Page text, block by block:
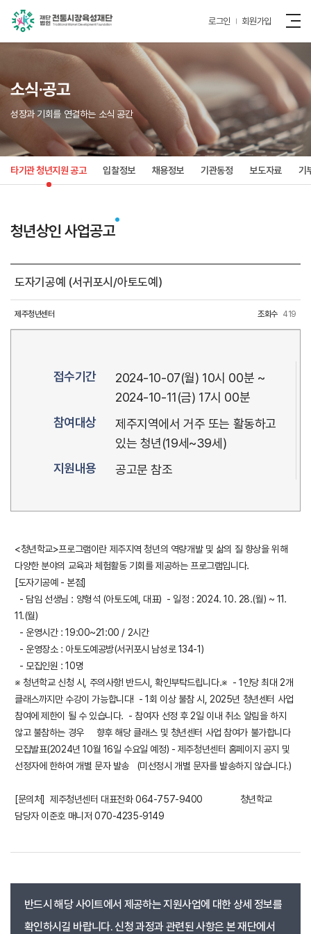
로그인 회원가입
소식·공고
성장과 기회를 연결하는 소식 공간
타기관 청년지원 공고 입찰정보 채용정보 기관동정 보도자료 기
청년상인 사업공고
도자기공예 (서귀포시/아토도예)
제주청년센터 조회수 419
접수기간
2024-10-07(월) 10시 00분 ~
2024-10-11(금) 17시 00분
참여대상
제주지역에서 거주 또는 활동하고
있는 청년(19세~39세)
지원내용
공고문 참조
<청년학교>프로그램이란 제주지역 청년의 역량개발 및 삶의 질 향상을 위해
다양한 분야의 교육과 체험활동 기회를 제공하는 프로그램입니다.
[도자기공예 - 본점]
- 담임 선생님 : 양형석 (아토도예, 대표) - 일정 : 2024. 10. 28.(월) ~ 11.
11.(월)
- 운영시간 : 19:00~21:00 / 2시간
- 운영장소 : 아토도예공방(서귀포시 남성로 134-1)
- 모집인원 : 10명
※ 청년학교 신청 시, 주의사항! 반드시, 확인부탁드립니다.※ - 1인당 최대 2개
클래스까지만 수강이 가능합니다! - 1회 이상 불참 시, 2025년 청년센터 사업
참여에 제한이 될 수 있습니다. - 참여자 선정 후 2일 이내 취소 알림을 하지
않고 불참하는 경우 향후 해당 클래스 및 청년센터 사업 참여가 불가합니다
모집발표(2024년 10월 16일 수요일 예정) - 제주청년센터 홈페이지 공지 및
선정자에 한하여 개별 문자 발송 (미선정시 개별 문자를 발송하지 않습니다.)
[문의처] 제주청년센터 대표전화 064-757-9400 청년학교
담당자 이준호 매니저 070-4235-9149
반드시 해당 사이트에서 제공하는 지원사업에 대한 상세 정보를
확인하시길 바랍니다. 신청 과정과 관련된 사항은 본 재단에서